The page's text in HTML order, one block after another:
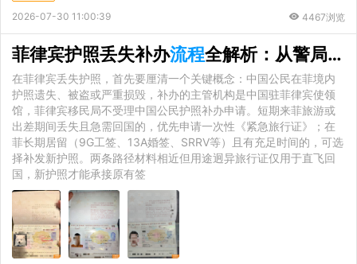
2026-07-30 11:00:39 4467浏览
菲律宾护照丢失补办流程全解析：从警局报案到签证转移的完整闭环
在菲律宾丢失护照，首先要厘清一个关键概念：中国公民在菲境内
护照遗失、被盗或严重损毁，补办的主管机构是中国驻菲律宾使领
馆，菲律宾移民局不受理中国公民护照补办申请。短期来菲旅游或
出差期间丢失且急需回国的，优先申请一次性《紧急旅行证》；在
菲长期居留（9G工签、13A婚签、SRRV等）且有充足时间的，可选
择补发新护照。两条路径材料相近但用途迥异旅行证仅用于直飞回
国，新护照才能承接原有签